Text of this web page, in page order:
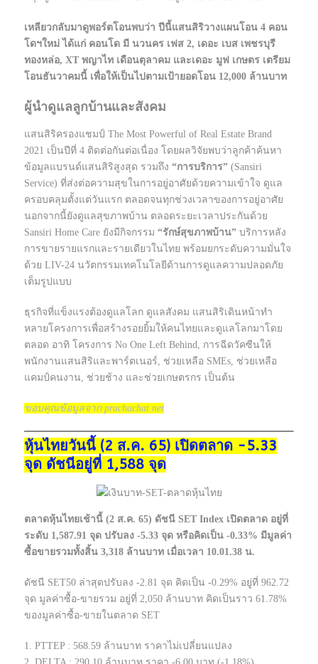
เหลียวกลับมาดูพอร์ตโอนพบว่า ปีนี้แสนสิริวางแผนโอน 4 คอน
โดฯใหม่ ได้แก่ คอนโด มี นวนคร เฟส 2, เดอะ เบส เพชรบุรี
ทองหล่อ, XT พญาไท เดือนตุลาคม และเดอะ มูฟ เกษตร เตรียม
โอนธันวาคมนี้ เพื่อให้เป็นไปตามเป้ายอดโอน 12,000 ล้านบาท
ผู้นำดูแลลูกบ้านและสังคม
แสนสิริครองแชมป์ The Most Powerful of Real Estate Brand
2021 เป็นปีที่ 4 ติดต่อกันต่อเนื่อง โดยผลวิจัยพบว่าลูกค้าค้นหา
ข้อมูลแบรนด์แสนสิริสูงสุด รวมถึง “การบริการ” (Sansiri
Service) ที่ส่งต่อความสุขในการอยู่อาศัยด้วยความเข้าใจ ดูแล
ครอบคลุมตั้งแต่วันแรก ตลอดจนทุกช่วงเวลาของการอยู่อาศัย
นอกจากนี้ยังดูแลสุขภาพบ้าน ตลอดระยะเวลาประกันด้วย
Sansiri Home Care ยังมีกิจกรรม “รักษ์สุขภาพบ้าน” บริการหลัง
การขายรายแรกและรายเดียวในไทย พร้อมยกระดับความมั่นใจ
ด้วย LIV-24 นวัตกรรมเทคโนโลยีด้านการดูแลความปลอดภัย
เต็มรูปแบบ
ธุรกิจที่แข็งแรงต้องดูแลโลก ดูแลสังคม แสนสิริเดินหน้าทำ
หลายโครงการเพื่อสร้างรอยยิ้มให้คนไทยและดูแลโลกมาโดย
ตลอด อาทิ โครงการ No One Left Behind, การฉีดวัคซีนให้
พนักงานแสนสิริและพาร์ตเนอร์, ช่วยเหลือ SMEs, ช่วยเหลือ
แคมป์คนงาน, ช่วยช้าง และช่วยเกษตรกร เป็นต้น
ขอบคุณข้อมูลจาก prachachat.net
หุ้นไทยวันนี้ (2 ส.ค. 65) เปิดตลาด -5.33
จุด ดัชนีอยู่ที่ 1,588 จุด
ตลาดหุ้นไทยเช้านี้ (2 ส.ค. 65) ดัชนี SET Index เปิดตลาด อยู่ที่
ระดับ 1,587.91 จุด ปรับลง -5.33 จุด หรือคิดเป็น -0.33% มีมูลค่า
ซื้อขายรวมทั้งสิ้น 3,318 ล้านบาท เมื่อเวลา 10.01.38 น.
ดัชนี SET50 ล่าสุดปรับลง -2.81 จุด คิดเป็น -0.29% อยู่ที่ 962.72
จุด มูลค่าซื้อ-ขายรวม อยู่ที่ 2,050 ล้านบาท คิดเป็นราว 61.78%
ของมูลค่าซื้อ-ขายในตลาด SET
1. PTTEP : 568.59 ล้านบาท ราคาไม่เปลี่ยนแปลง